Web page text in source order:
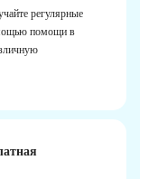
регулярные
помощи в